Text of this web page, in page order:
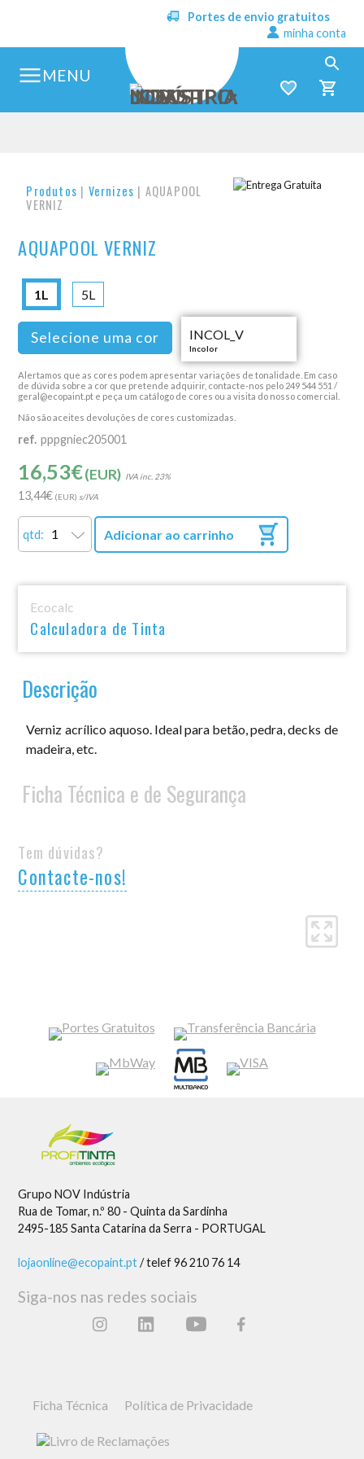
Portes de envio gratuitos
minha conta
MENU
Produtos | Vernizes | AQUAPOOL
VERNIZ
AQUAPOOL VERNIZ
1L 5L
Selecione uma cor INCOL_V
Incolor
Alertamos que as cores podem apresentar variações de tonalidade. Em caso
de dúvida sobre a cor que pretende adquirir, contacte-nos pelo 249 544 551 /
geral@ecopaint.pt e peça um catálogo de cores ou a visita do nosso comercial.
Não são aceites devoluções de cores customizadas.
ref. pppgniec205001
16,53€(EUR) 23%
13,44€ (EUR)
qtd: Adicionar ao carrinho
Ecocalc
Calculadora de Tinta
Descrição
Verniz acrílico aquoso. Ideal para betão, pedra, decks de
madeira, etc.
Ficha Técnica e de Segurança
Tem dúvidas?
Contacte-nos!
Grupo NOV Indústria
Rua de Tomar, n.º 80 - Quinta da Sardinha
2495-185 Santa Catarina da Serra - PORTUGAL
lojaonline@ecopaint.pt/ telef 96 210 76 14
Siga-nos nas redes sociais
Ficha Técnica Política de Privacidade